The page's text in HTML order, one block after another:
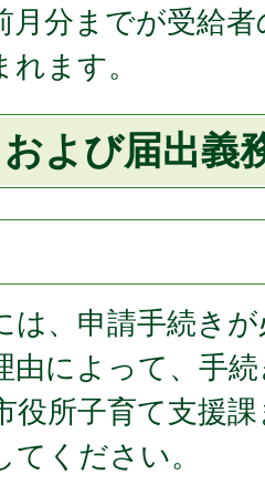
月分までが受給
ます。
よび届出義
は、申請手続き
由によって、手
役所子育て支援
ください。